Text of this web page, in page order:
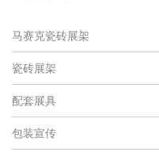
马赛克瓷砖展架
瓷砖展架
配套展具
包装宣传